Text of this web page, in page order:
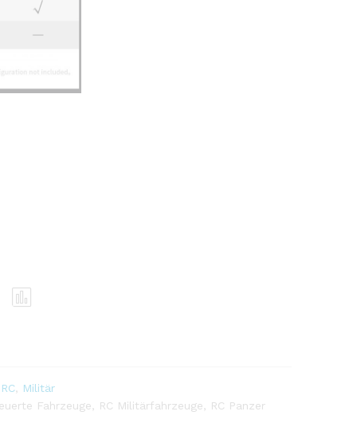
RC, Militär
Fahrzeuge, RC Militärfahrzeuge, RC Panzer